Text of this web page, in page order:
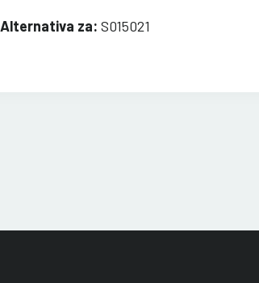
Alternativa za: S015021